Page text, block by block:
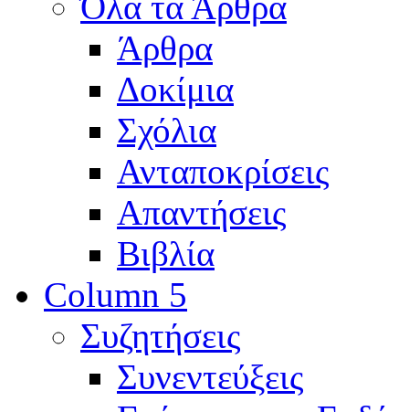
Άρθρα
Δοκίμια
Σχόλια
Ανταποκρίσεις
Απαντήσεις
Βιβλία
Column 5
Συζητήσεις
Συνεντεύξεις